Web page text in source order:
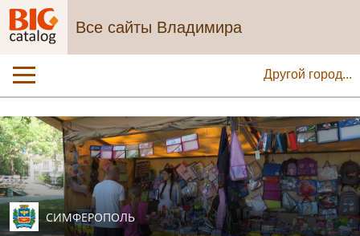
Все сайты Владимира
Другой город...
СИМФЕРОПОЛЬ